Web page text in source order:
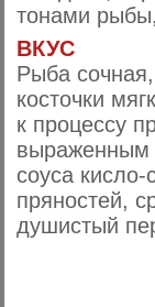
тонами
ВКУС
Рыба
косточки
к процессу
выраженным
соуса
пряностей,
душистый